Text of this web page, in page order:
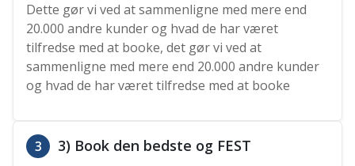
Dette gør vi ved at sammenligne med mere end
20.000 andre kunder og hvad de har været
tilfredse med at booke, det gør vi ved at
sammenligne med mere end 20.000 andre kunder
og hvad de har været tilfredse med at booke
3 3) Book den bedste og FEST